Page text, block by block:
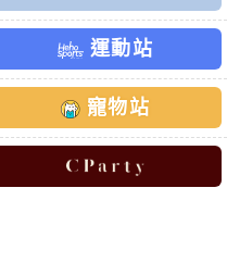
運動站
寵物站